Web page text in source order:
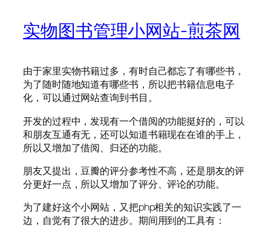
实物图书管理小网站-煎茶网
由于家里实物书籍过多，有时自己都忘了有哪些书，
为了随时随地知道有哪些书，所以把书籍信息电子
化，可以通过网站查询到书目。
开发的过程中，发现有一个借阅的功能挺好的，可以
和朋友互通有无，还可以知道书籍现在在谁的手上，
所以又增加了借阅、归还的功能。
朋友又提出，豆瓣的评分参考性不高，还是朋友的评
分更好一点，所以又增加了评分、评论的功能。
为了建好这个小网站，又把php相关的知识实践了一
边，自觉有了很大的进步。期间用到的工具有：